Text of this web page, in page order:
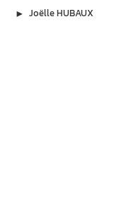
▶︎ Joëlle HUBAUX